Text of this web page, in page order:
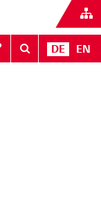
Favoritenliste
DE EN